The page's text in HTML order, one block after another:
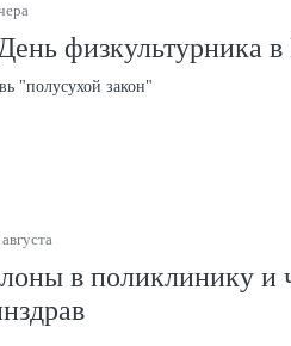
физкультурника
"полусухой закон"
в поликлинику и